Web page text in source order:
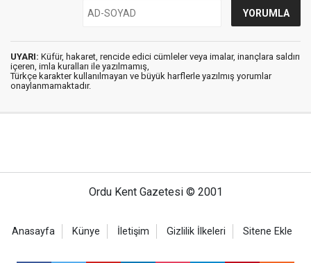
UYARI: Küfür, hakaret, rencide edici cümleler veya imalar, inançlara saldırı
içeren, imla kuralları ile yazılmamış,
Türkçe karakter kullanılmayan ve büyük harflerle yazılmış yorumlar
onaylanmamaktadır.
Ordu Kent Gazetesi © 2001
Anasayfa Künye İletişim Gizlilik İlkeleri Sitene Ekle